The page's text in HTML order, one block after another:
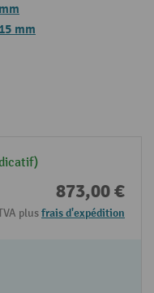
mm
873,00 €
plusfrais d'expédition